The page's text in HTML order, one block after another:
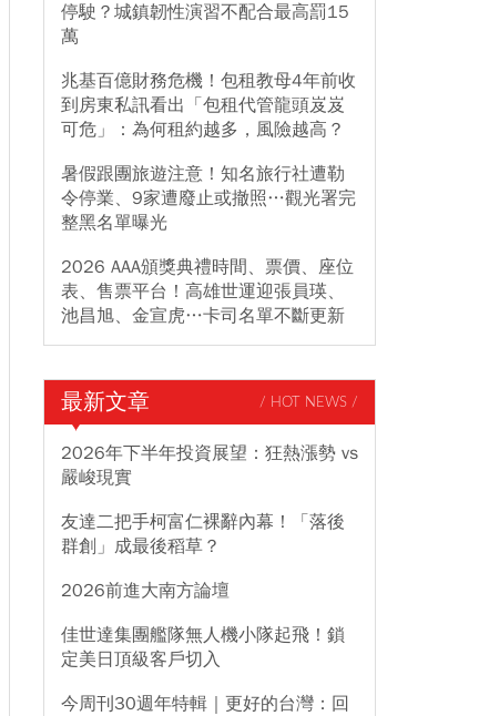
停駛？城鎮韌性演習不配合最高罰15
萬
兆基百億財務危機！包租教母4年前收
到房東私訊看出「包租代管龍頭岌岌
可危」：為何租約越多，風險越高？
暑假跟團旅遊注意！知名旅行社遭勒
令停業、9家遭廢止或撤照…觀光署完
整黑名單曝光
2026 AAA頒獎典禮時間、票價、座位
表、售票平台！高雄世運迎張員瑛、
池昌旭、金宣虎…卡司名單不斷更新
最新文章 / HOT NEWS /
2026年下半年投資展望：狂熱漲勢 vs
嚴峻現實
友達二把手柯富仁裸辭內幕！「落後
群創」成最後稻草？
2026前進大南方論壇
佳世達集團艦隊無人機小隊起飛！鎖
定美日頂級客戶切入
今周刊30週年特輯｜更好的台灣：回